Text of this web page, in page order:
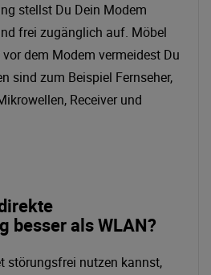
stellst Du Dein Modem
frei zugänglich auf. Möbel
dem Modem vermeidest Du
sind zum Beispiel Fernseher,
Receiver und
besser als WLAN?
störungsfrei nutzen kannst,